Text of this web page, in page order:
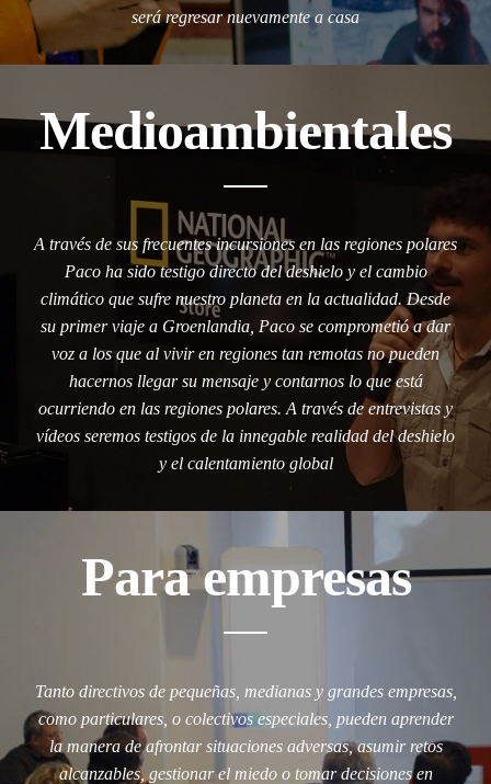
será regresar nuevamente a casa
Medioambientales
A través de sus frecuentes incursiones en las regiones polares
Paco ha sido testigo directo del deshielo y el cambio
climático que sufre nuestro planeta en la actualidad. Desde
su primer viaje a Groenlandia, Paco se comprometió a dar
voz a los que al vivir en regiones tan remotas no pueden
hacernos llegar su mensaje y contarnos lo que está
ocurriendo en las regiones polares. A través de entrevistas y
vídeos seremos testigos de la innegable realidad del deshielo
y el calentamiento global
Para empresas
Tanto directivos de pequeñas, medianas y grandes empresas,
como particulares, o colectivos especiales, pueden aprender
la manera de afrontar situaciones adversas, asumir retos
alcanzables, gestionar el miedo o tomar decisiones en